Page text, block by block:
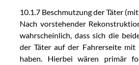
10.1.7 Beschmutzung der Täter
Nach vorstehender
wahrscheinlich, dass sich die
der Täter auf der Fahrerseite
haben. Hierbei wären primär